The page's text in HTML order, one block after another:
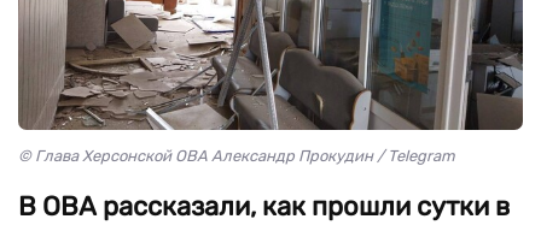
© Глава Херсонской ОВА Александр Прокудин / Telegram
В ОВА рассказали, как прошли сутки в